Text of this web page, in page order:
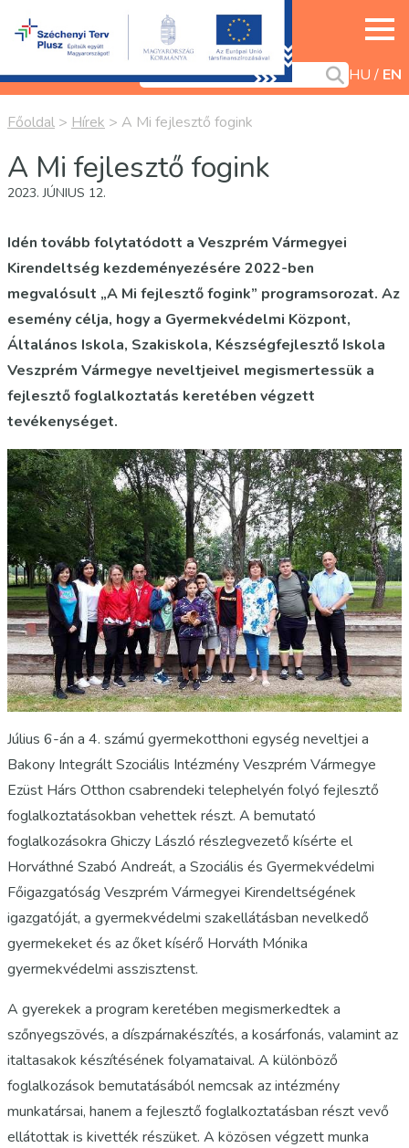
HU EN
Főoldal > Hírek > A Mi fejlesztő fogink
A Mi fejlesztő fogink
2023. JÚNIUS 12.
Idén tovább folytatódott a Veszprém Vármegyei
Kirendeltség kezdeményezésére 2022-ben
megvalósult „A Mi fejlesztő fogink” programsorozat. Az
esemény célja, hogy a Gyermekvédelmi Központ,
Általános Iskola, Szakiskola, Készségfejlesztő Iskola
Veszprém Vármegye neveltjeivel megismertessük a
fejlesztő foglalkoztatás keretében végzett
tevékenységet.
Július 6-án a 4. számú gyermekotthoni egység neveltjei a
Bakony Integrált Szociális Intézmény Veszprém Vármegye
Ezüst Hárs Otthon csabrendeki telephelyén folyó fejlesztő
foglalkoztatásokban vehettek részt. A bemutató
foglalkozásokra Ghiczy László részlegvezető kísérte el
Horváthné Szabó Andreát, a Szociális és Gyermekvédelmi
Főigazgatóság Veszprém Vármegyei Kirendeltségének
igazgatóját, a gyermekvédelmi szakellátásban nevelkedő
gyermekeket és az őket kísérő Horváth Mónika
gyermekvédelmi asszisztenst.
A gyerekek a program keretében megismerkedtek a
szőnyegszövés, a díszpárnakészítés, a kosárfonás, valamint az
italtasakok készítésének folyamataival. A különböző
foglalkozások bemutatásából nemcsak az intézmény
munkatársai, hanem a fejlesztő foglalkoztatásban részt vevő
ellátottak is kivették részüket. A közösen végzett munka